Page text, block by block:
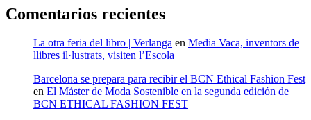
Comentarios recientes
La otra feria del libro | Verlanga en Media Vaca, inventors de
llibres il·lustrats, visiten l’Escola
Barcelona se prepara para recibir el BCN Ethical Fashion Fest
en El Máster de Moda Sostenible en la segunda edición de
BCN ETHICAL FASHION FEST